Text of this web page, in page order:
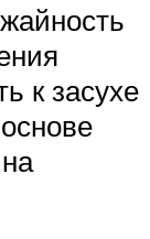
к засухе